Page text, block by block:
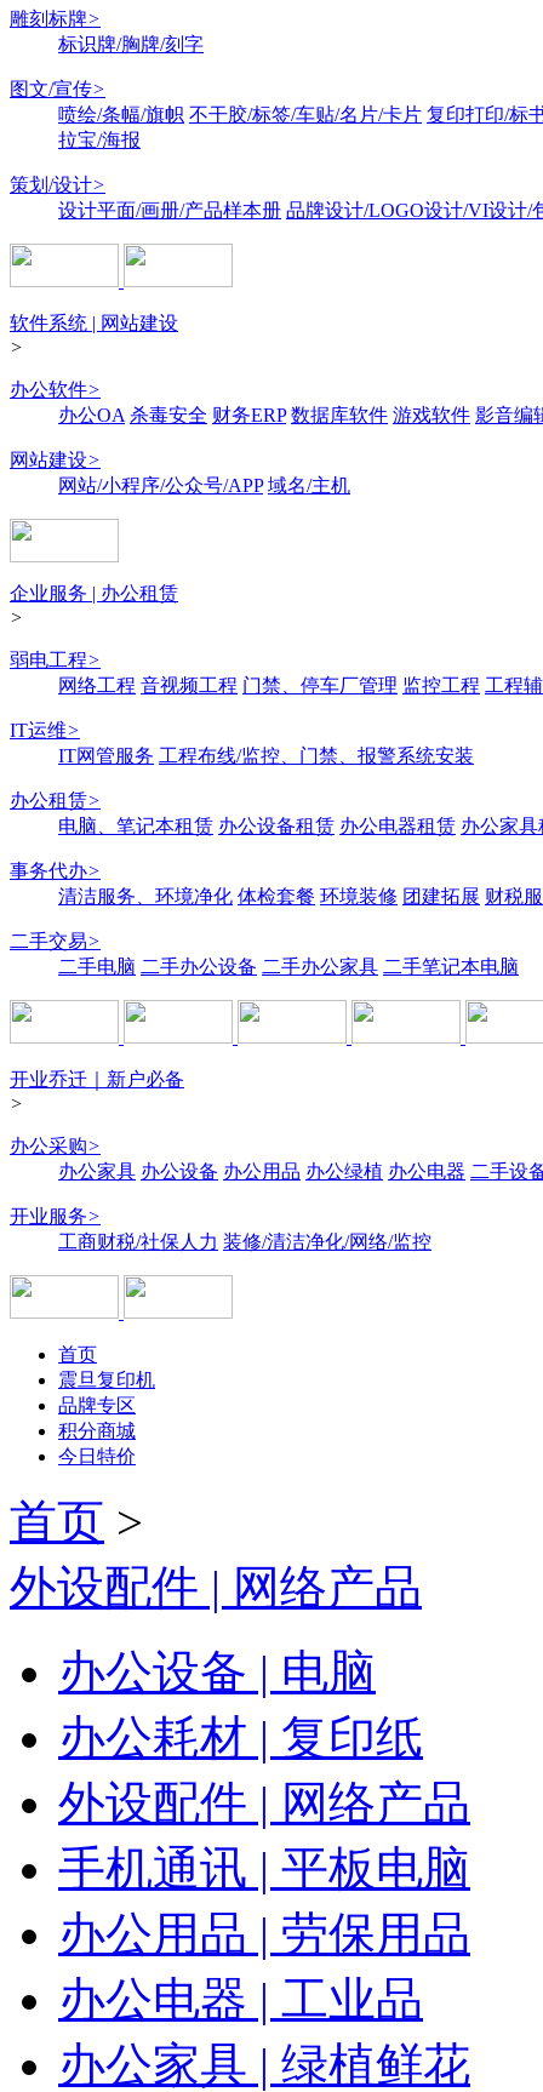
雕刻标牌>
标识牌/胸牌/刻字
图文/宣传>
喷绘/条幅/旗帜 不干胶/标签/车贴/名片/卡片 复印打印/标
拉宝/海报
策划/设计>
设计平面/画册/产品样本册 品牌设计/LOGO设计/VI设计/
软件系统 | 网站建设
>
办公软件>
办公OA 杀毒安全 财务ERP 数据库软件 游戏软件 影音编
网站建设>
网站/小程序/公众号/APP 域名/主机
企业服务 | 办公租赁
>
弱电工程>
网络工程 音视频工程 门禁、停车厂管理 监控工程 工程
IT运维>
IT网管服务 工程布线/监控、门禁、报警系统安装
办公租赁>
电脑、笔记本租赁 办公设备租赁 办公电器租赁 办公家具
事务代办>
清洁服务、环境净化 体检套餐 环境装修 团建拓展 财税
二手交易>
二手电脑 二手办公设备 二手办公家具 二手笔记本电脑
开业乔迁｜新户必备
>
办公采购>
办公家具 办公设备 办公用品 办公绿植 办公电器 二手设
开业服务>
工商财税/社保人力 装修/清洁净化/网络/监控
首页
震旦复印机
品牌专区
积分商城
今日特价
首页 >
外设配件 | 网络产品
办公设备 | 电脑
办公耗材 | 复印纸
外设配件 | 网络产品
手机通讯 | 平板电脑
办公用品 | 劳保用品
办公电器 | 工业品
办公家具 | 绿植鲜花